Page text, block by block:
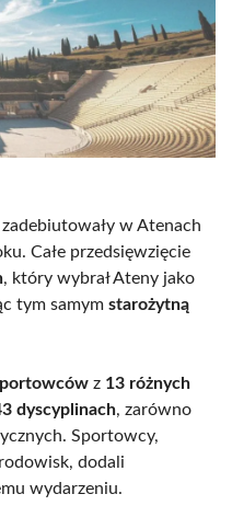
w Atenach
Całe przedsięwzięcie
, który wybrał Ateny jako
tym samym starożytną
z 13 różnych
dyscyplinach, zarówno
Sportowcy,
dodali
wydarzeniu.